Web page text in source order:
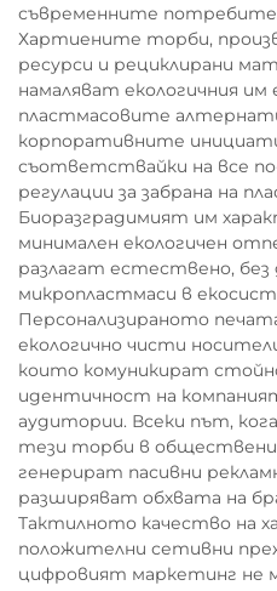
съвременните
Хартиените торби,
ресурси и рециклирани
намаляват екологичния
пластмасовите
корпоративните
съответствайки на все
регулации за забрана на
Биоразградимият им
минимален екологичен
разлагат естествено,
микропластмаси в
Персонализираното
екологично чисти
които комуникират
идентичност на
аудитории. Всеки път,
тези торби в
генерират пасивни
разширяват обхвата на
Тактилното качество на
положителни сетивни
цифровият маркетинг не